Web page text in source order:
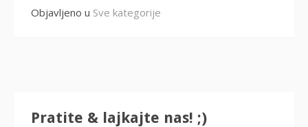
Objavljeno u Sve kategorije
Pratite & lajkajte nas! ;)